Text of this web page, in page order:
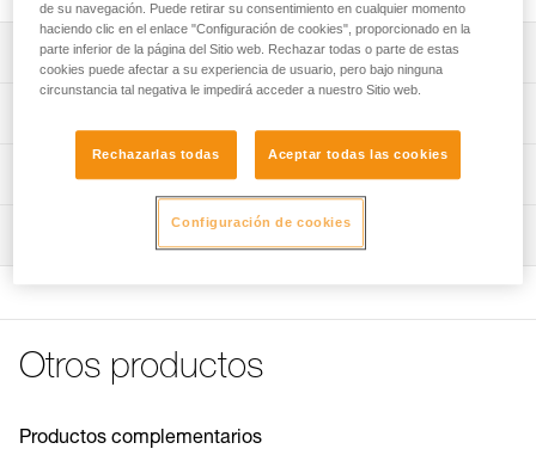
Descripción
excelente resistencia a la corrosión para exteriores
tradicionales.
Facilidad de mosquetoneo:
- El tamaño del orificio permite instalar dos mosquetones
orificio de conexión, limitan el desgaste de los conectores.
instala el anclaje, pero también durante la utilización,
Materiales: acero inoxidable 316L
Certificaciones: EN 795 A, GB 30862/A
Garantía : 3 Años
Pack : 1
Diámetro : 12 mm
Información técnica
Descargar el pdf Declaration of conformity-P36AS 10_12-
FAQ
Ver todo el contenido técnico
Otros productos
Productos complementarios
de su navegación. Puede retirar su consentimiento en cualquier momento
haciendo clic en el enlace "Configuración de cookies", proporcionado en la
parte inferior de la página del Sitio web. Rechazar todas o parte de estas
cookies puede afectar a su experiencia de usuario, pero bajo ninguna
circunstancia tal negativa le impedirá acceder a nuestro Sitio web.
Rechazarlas todas Aceptar todas las cookies
Configuración de cookies